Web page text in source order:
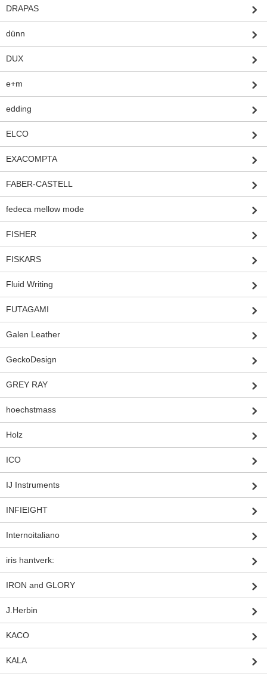
DRAPAS
dünn
DUX
e+m
edding
ELCO
EXACOMPTA
FABER-CASTELL
fedeca mellow mode
FISHER
FISKARS
Fluid Writing
FUTAGAMI
Galen Leather
GeckoDesign
GREY RAY
hoechstmass
Holz
ICO
IJ Instruments
INFIEIGHT
Internoitaliano
iris hantverk:
IRON and GLORY
J.Herbin
KACO
KALA